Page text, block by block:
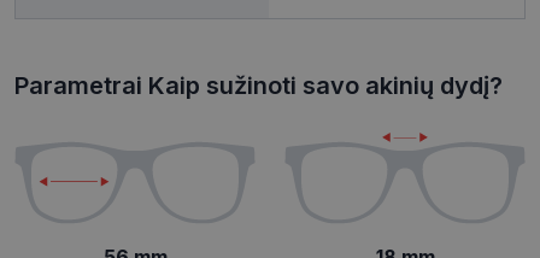
Parametrai Kaip sužinoti savo akinių dydį?
Šie būtinieji slapukai nustatomi automatiškai.
Pavadinimas
Teikėjas Domenas
Galiojimas
csrftoken
www.visionexpress.lt
11 mėnesį
4 savaitės